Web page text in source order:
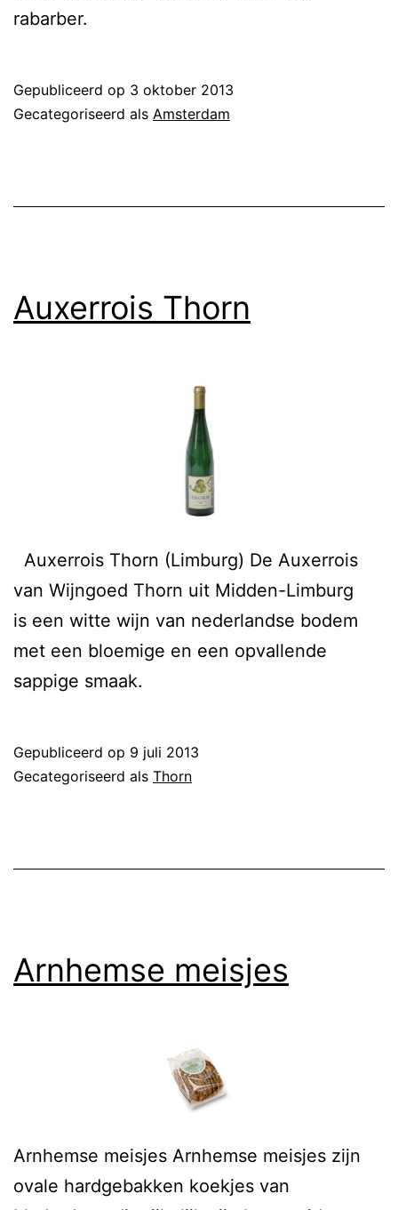
rabarber.
Gepubliceerd op 3 oktober 2013
Gecategoriseerd als Amsterdam
Auxerrois Thorn
Auxerrois Thorn (Limburg) De Auxerrois
van Wijngoed Thorn uit Midden-Limburg
is een witte wijn van nederlandse bodem
met een bloemige en een opvallende
sappige smaak.
Gepubliceerd op 9 juli 2013
Gecategoriseerd als Thorn
Arnhemse meisjes
Arnhemse meisjes Arnhemse meisjes zijn
ovale hardgebakken koekjes van